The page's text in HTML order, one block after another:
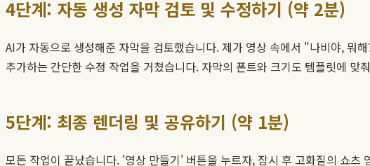
4단계: 자동 생성 자막 검토 및 수정하기 (약 2분)
AI가 자동으로 생성해준 자막을 검토했습니다. 제가 영상 속에서 "나비야, 뭐
추가하는 간단한 수정 작업을 거쳤습니다. 자막의 폰트와 크기도 템플릿에
5단계: 최종 렌더링 및 공유하기 (약 1분)
모든 작업이 끝났습니다. '영상 만들기' 버튼을 누르자, 잠시 후 고화질의 쇼